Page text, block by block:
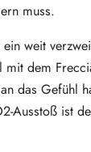
muss.
weit
dem
das Gefühl
Ausstoß ist